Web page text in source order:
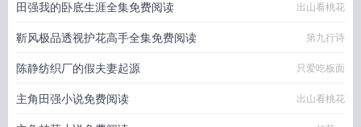
掌心有颗糖
田强我的卧底生涯全集免费阅读 出山看桃花
靳风极品透视护花高手全集免费阅读 第九行诗
陈静纺织厂的假夫妻起源 只爱吃板面
主角田强小说免费阅读 出山看桃花